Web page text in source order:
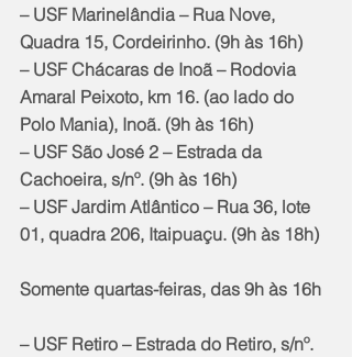
– USF Marinelândia – Rua Nove,
Quadra 15, Cordeirinho. (9h às 16h)
– USF Chácaras de Inoã – Rodovia
Amaral Peixoto, km 16. (ao lado do
Polo Mania), Inoã. (9h às 16h)
– USF São José 2 – Estrada da
Cachoeira, s/nº. (9h às 16h)
– USF Jardim Atlântico – Rua 36, lote
01, quadra 206, Itaipuaçu. (9h às 18h)
Somente quartas-feiras, das 9h às 16h
– USF Retiro – Estrada do Retiro, s/nº.